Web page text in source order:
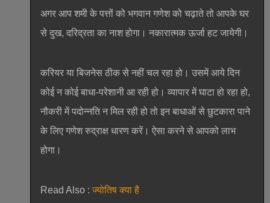
अगर आप शमी के पत्तों को भगवान गणेश को चढ़ाते तो आपके घर
से दुख, दरिद्रता का नाश होगा। नकारात्मक ऊर्जा हट जायेगी।
करियर या बिजनेस ठीक से नहीं चल रहा हो। उसमें आये दिन
कोई न कोई बाधा-परेशानी आ रही हो। व्यापार में घाटा हो रहा हो,
नौकरी में पदोन्नति न मिल रही हो तो इन बाधाओं से छुटकारा पाने
के लिए गणेश रुद्राक्ष धारण करें। ऐसा करने से आपको लाभ
होगा।
Read Also :ज्योतिष क्या है